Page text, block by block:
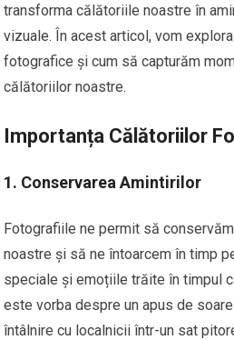
transforma călătoriile noastre în
vizuale. În acest articol, vom
fotografice și cum să capturăm
călătoriilor noastre.
Importanța Călătoriilor
1. Conservarea Amintirilor
Fotografiile ne permit să
noastre și să ne întoarcem în timp
speciale și emoțiile trăite în timpul
este vorba despre un apus de
întâlnire cu localnicii într-un sat